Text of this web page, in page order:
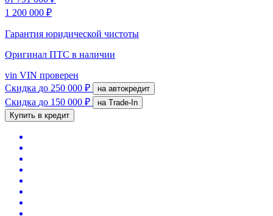
1 200 000 ₽
Гарантия юридической чистоты
Оригинал ПТС в наличии
vin VIN проверен
Скидка до 250 000 ₽ на автокредит
Скидка до 150 000 ₽
на Trade-In
Купить в кредит